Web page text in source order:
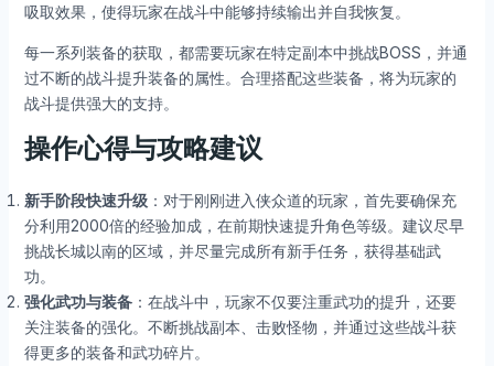
吸取效果，使得玩家在战斗中能够持续输出并自我恢复。
每一系列装备的获取，都需要玩家在特定副本中挑战BOSS，并通
过不断的战斗提升装备的属性。合理搭配这些装备，将为玩家的
战斗提供强大的支持。
操作心得与攻略建议
新手阶段快速升级：对于刚刚进入侠众道的玩家，首先要确保充
分利用2000倍的经验加成，在前期快速提升角色等级。建议尽早
挑战长城以南的区域，并尽量完成所有新手任务，获得基础武
功。
强化武功与装备：在战斗中，玩家不仅要注重武功的提升，还要
关注装备的强化。不断挑战副本、击败怪物，并通过这些战斗获
得更多的装备和武功碎片。